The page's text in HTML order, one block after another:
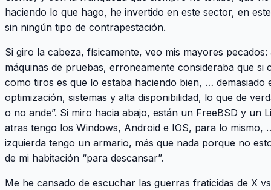
haciendo lo que hago, he invertido en este sector, en
sin ningún tipo de contrapestación.
Si giro la cabeza, físicamente, veo mis mayores
máquinas de pruebas, erroneamente consideraba que
como tiros es que lo estaba haciendo bien, … demasiado
optimización, sistemas y alta disponibilidad, lo que de
o no ande”. Si miro hacia abajo, están un FreeBSD y un
atras tengo los Windows, Android e IOS, para lo
izquierda tengo un armario, más que nada porque no
de mi habitación “para descansar”.
Me he cansado de escuchar las guerras fraticidas de X